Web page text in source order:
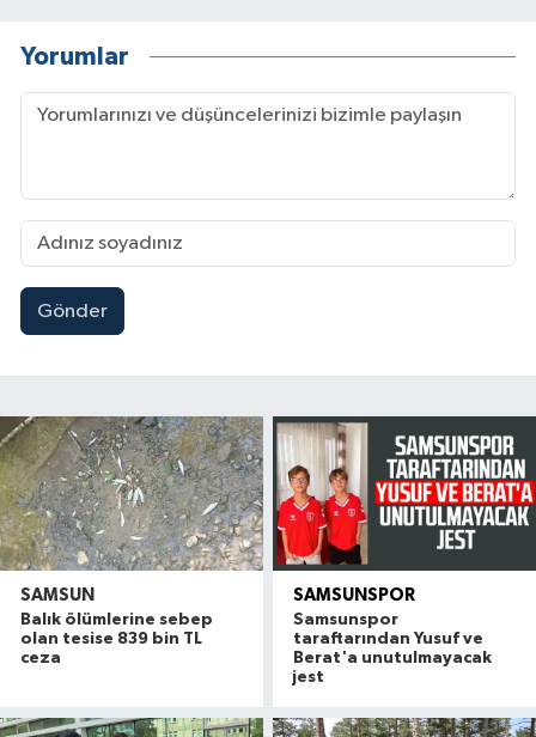
Yorumlar
Gönder
SAMSUN
Balık ölümlerine sebep
olan tesise 839 bin TL
ceza
SAMSUNSPOR
Samsunspor
taraftarından Yusuf ve
Berat'a unutulmayacak
jest